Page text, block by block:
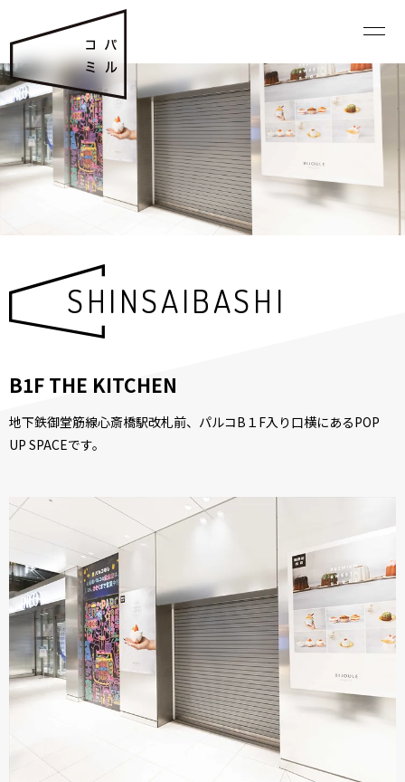
SHINSAIBASHI
B1F THE KITCHEN
地下鉄御堂筋線心斎橋駅改札前、パルコB１F入り口横にあるPOP
UP SPACEです。